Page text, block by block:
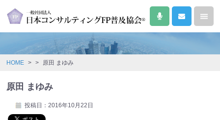
HOME > > 原田 まゆみ
原田 まゆみ
投稿日：2016年10月22日